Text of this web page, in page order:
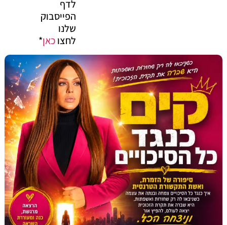
הפייסבוק
לחצוכאן*